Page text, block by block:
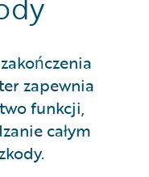
zapewnia
funkcji,
całym